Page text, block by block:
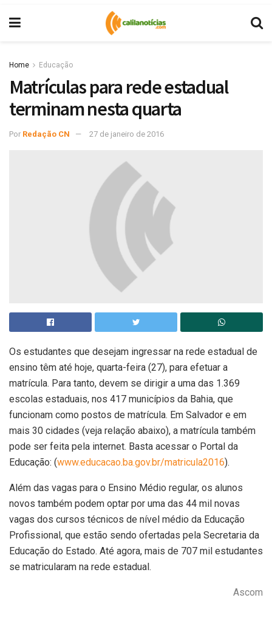
Home Educação
Matrículas para rede estadual
terminam nesta quarta
Por Redação CN 27 de janeiro de 2016
Os estudantes que desejam ingressar na rede estadual de
ensino têm até hoje, quarta-feira (27), para efetuar a
matrícula. Para tanto, devem se dirigir a uma das 1.369
escolas estaduais, nos 417 municípios da Bahia, que
funcionam como postos de matrícula. Em Salvador e em
mais 30 cidades (veja relação abaixo), a matrícula também
pode ser feita pela internet. Basta acessar o Portal da
Educação: (www.educacao.ba.gov.br/matricula2016).
Além das vagas para o Ensino Médio regular, os alunos
novos também podem optar por uma das 44 mil novas
vagas dos cursos técnicos de nível médio da Educação
Profissional, que estão sendo ofertadas pela Secretaria da
Educação do Estado. Até agora, mais de 707 mil estudantes
se matricularam na rede estadual.
Ascom